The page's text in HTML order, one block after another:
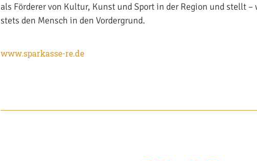
als Förderer von Kultur, Kunst und Sport in der Region und stellt
stets den Mensch in den Vordergrund.
www.sparkasse-re.de